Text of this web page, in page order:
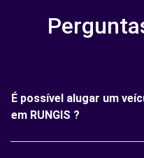
É possível alugar um
em RUNGIS ?